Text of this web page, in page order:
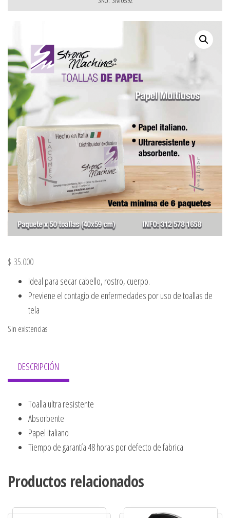
$ 35.000
Ideal para secar cabello, rostro, cuerpo.
Previene el contagio de enfermedades por uso de toallas de
tela
Sin existencias
DESCRIPCIÓN
Toalla ultra resistente
Absorbente
Papel italiano
Tiempo de garantía 48 horas por defecto de fabrica
Productos relacionados